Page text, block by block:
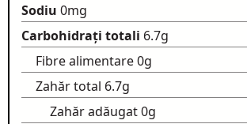
Sodiu 0mg
Carbohidrați totali 6.7g
Fibre alimentare0g
Zahăr total 6.7g
Zahăr adăugat0g